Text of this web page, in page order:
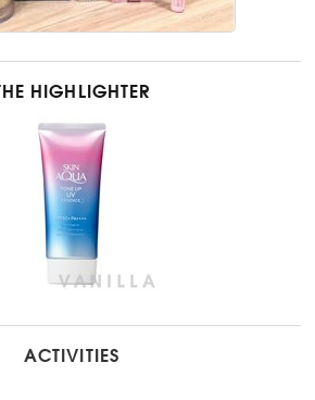
THE HIGHLIGHTER
ACTIVITIES